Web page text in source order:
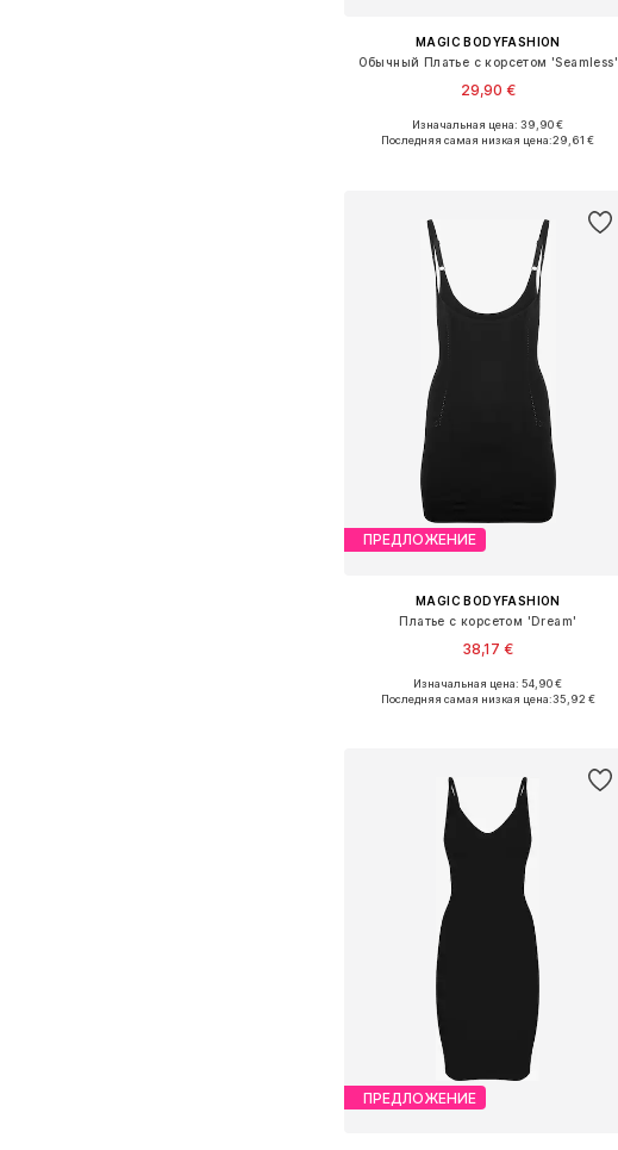
MAGIC BODYFASHION
Обычный Платье с корсетом 'Seamless'
29,90 €
Доступные размеры: S, M, L, XL
Изначальная цена: 39,90 €
Последняя самая низкая цена:29,61 €
ПРЕДЛОЖЕНИЕ
MAGIC BODYFASHION
Платье с корсетом 'Dream'
38,17 €
Доступные размеры: S, M, L, XL, XXL
Изначальная цена: 54,90 €
Последняя самая низкая цена:35,92 €
ПРЕДЛОЖЕНИЕ